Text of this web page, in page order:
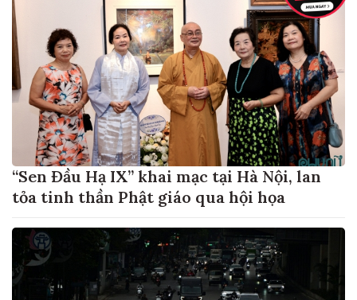
“Sen Đầu Hạ IX” khai mạc tại Hà Nội, lan
tỏa tinh thần Phật giáo qua hội họa